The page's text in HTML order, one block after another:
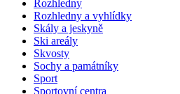
Rozhledny
Rozhledny a vyhlídky
Skály a jeskyně
Ski areály
Skvosty
Sochy a památníky
Sport
Sportovní centra